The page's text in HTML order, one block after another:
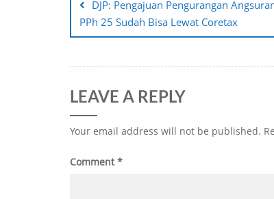
navigation
DJP: Pengajuan Pengurangan
PPh 25 Sudah Bisa Lewat Coretax
LEAVE A REPLY
Your email address will not be published.
Comment*